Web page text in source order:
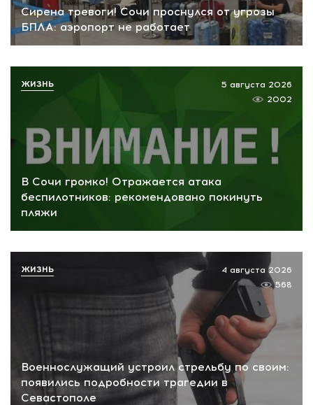
Сирена тревоги! Сочи проснулся от угрозы
БПЛА: аэропорт не работает
В Сочи громко! Отражается атака
беспилотников: рекомендовано покинуть
пляжи
5 августа 2026
2002
ЖИЗНЬ
Военнослужащий устроил стрельбу по своим:
появились подробности трагедии в
Севастополе
4 августа 2026
568
ЖИЗНЬ